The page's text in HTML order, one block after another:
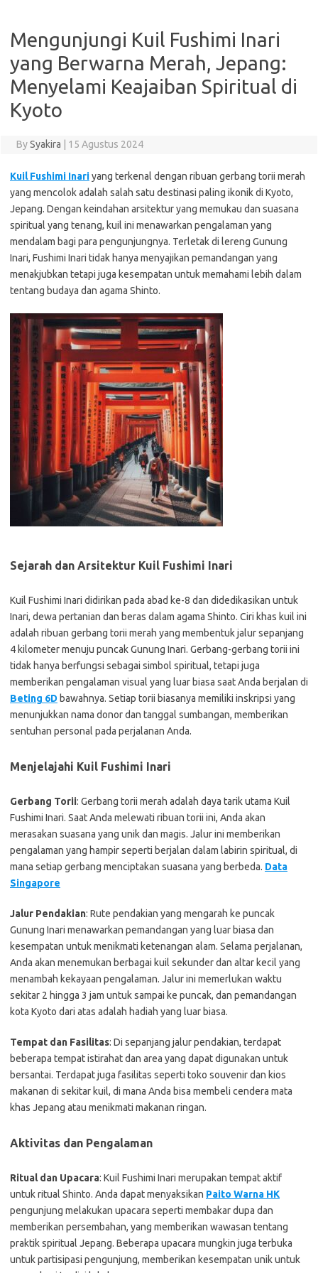
Mengunjungi Kuil Fushimi Inari
yang Berwarna Merah, Jepang:
Menyelami Keajaiban Spiritual di
Kyoto
BySyakira 15 Agustus 2024
Kuil Fushimi Inariyang terkenal dengan ribuan gerbang torii merah
yang mencolok adalah salah satu destinasi paling ikonik di Kyoto,
Jepang. Dengan keindahan arsitektur yang memukau dan suasana
spiritual yang tenang, kuil ini menawarkan pengalaman yang
mendalam bagi para pengunjungnya. Terletak di lereng Gunung
Inari, Fushimi Inari tidak hanya menyajikan pemandangan yang
menakjubkan tetapi juga kesempatan untuk memahami lebih dalam
tentang budaya dan agama Shinto.
Sejarah dan Arsitektur Kuil Fushimi Inari
Kuil Fushimi Inari didirikan pada abad ke-8 dan didedikasikan untuk
Inari, dewa pertanian dan beras dalam agama Shinto. Ciri khas kuil ini
adalah ribuan gerbang torii merah yang membentuk jalur sepanjang
4 kilometer menuju puncak Gunung Inari. Gerbang-gerbang torii ini
tidak hanya berfungsi sebagai simbol spiritual, tetapi juga
memberikan pengalaman visual yang luar biasa saat Anda berjalan di
Beting 6D bawahnya. Setiap torii biasanya memiliki inskripsi yang
menunjukkan nama donor dan tanggal sumbangan, memberikan
sentuhan personal pada perjalanan Anda.
Menjelajahi Kuil Fushimi Inari
Gerbang Torii: Gerbang torii merah adalah daya tarik utama Kuil
Fushimi Inari. Saat Anda melewati ribuan torii ini, Anda akan
merasakan suasana yang unik dan magis. Jalur ini memberikan
pengalaman yang hampir seperti berjalan dalam labirin spiritual, di
mana setiap gerbang menciptakan suasana yang berbeda. Data
Singapore
Jalur Pendakian: Rute pendakian yang mengarah ke puncak
Gunung Inari menawarkan pemandangan yang luar biasa dan
kesempatan untuk menikmati ketenangan alam. Selama perjalanan,
Anda akan menemukan berbagai kuil sekunder dan altar kecil yang
menambah kekayaan pengalaman. Jalur ini memerlukan waktu
sekitar 2 hingga 3 jam untuk sampai ke puncak, dan pemandangan
kota Kyoto dari atas adalah hadiah yang luar biasa.
Tempat dan Fasilitas: Di sepanjang jalur pendakian, terdapat
beberapa tempat istirahat dan area yang dapat digunakan untuk
bersantai. Terdapat juga fasilitas seperti toko souvenir dan kios
makanan di sekitar kuil, di mana Anda bisa membeli cendera mata
khas Jepang atau menikmati makanan ringan.
Aktivitas dan Pengalaman
Ritual dan Upacara: Kuil Fushimi Inari merupakan tempat aktif
untuk ritual Shinto. Anda dapat menyaksikan Paito Warna HK
pengunjung melakukan upacara seperti membakar dupa dan
memberikan persembahan, yang memberikan wawasan tentang
praktik spiritual Jepang. Beberapa upacara mungkin juga terbuka
untuk partisipasi pengunjung, memberikan kesempatan unik untuk